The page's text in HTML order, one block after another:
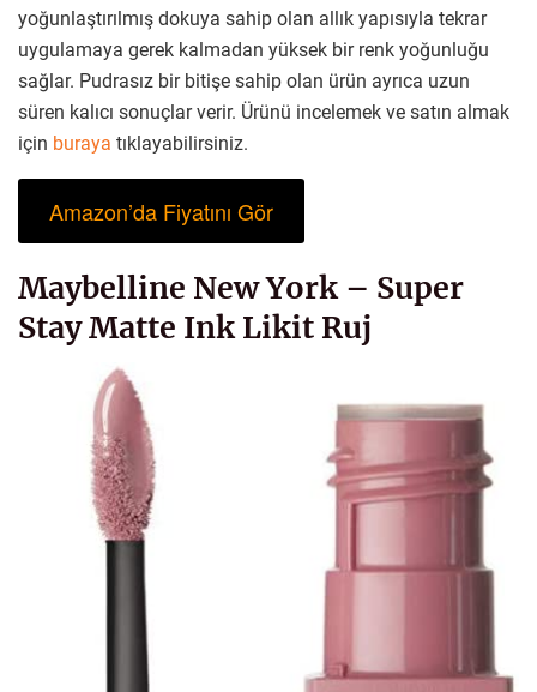
yoğunlaştırılmış dokuya sahip olan allık yapısıyla tekrar
uygulamaya gerek kalmadan yüksek bir renk yoğunluğu
sağlar. Pudrasız bir bitişe sahip olan ürün ayrıca uzun
süren kalıcı sonuçlar verir. Ürünü incelemek ve satın almak
için buraya tıklayabilirsiniz.
Amazon’da Fiyatını Gör
Maybelline New York – Super
Stay Matte Ink Likit Ruj